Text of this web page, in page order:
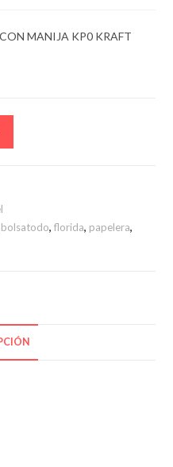
MANIJA KP0 KRAFT
bolsatodo,florida, papelera,